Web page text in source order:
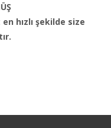
hızlı şekilde size